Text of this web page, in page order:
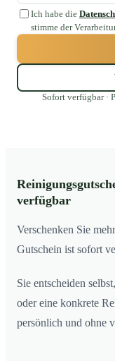
Ich habe die
stimme der
Sofort verfügbar ·
verfügbar
Verschenken Sie
Gutschein ist sofort
Sie entscheiden
oder eine konkrete
persönlich und ohne